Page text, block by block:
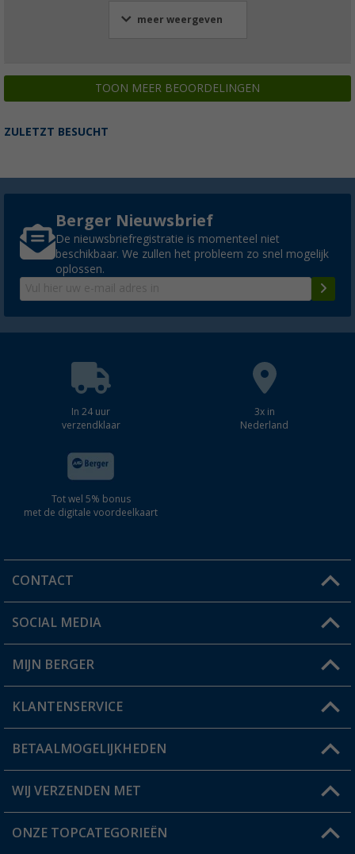
meer weergeven
TOON MEER BEOORDELINGEN
ZULETZT BESUCHT
Berger Nieuwsbrief
De nieuwsbriefregistratie is momenteel niet
beschikbaar. We zullen het probleem zo snel mogelijk
oplossen.
In 24 uur
verzendklaar
3x in
Nederland
Tot wel 5% bonus
met de digitale voordeelkaart
CONTACT
Een vraag?
Winkel vinden
SOCIAL MEDIA
MIJN BERGER
Mijn account
Status bestelling
Verlanglijstje
KLANTENSERVICE
FAQ & Contact
Verzendinformatie
BETAALMOGELIJKHEDEN
WIJ VERZENDEN MET
ONZE TOPCATEGORIEËN